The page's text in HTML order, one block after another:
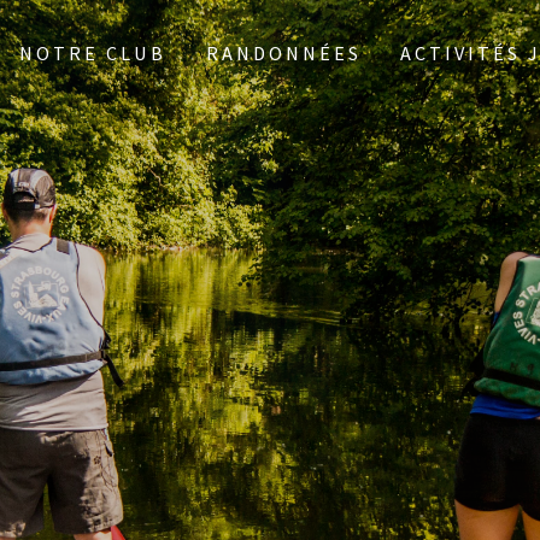
NOTRE CLUB RANDONNÉES ACTIVITÉS